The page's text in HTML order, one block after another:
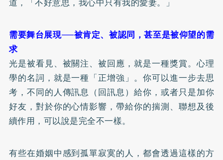
需要舞台展現──被肯定、被認同，甚至是被仰望的需
求
光是被看見、被關注、被回應，就是一種獎賞。心理
學的名詞，就是一種「正增強」。你可以進一步去思
考，不同的人傳訊息（回訊息）給你，或者只是加你
好友，對於你的心情影響，帶給你的揣測、聯想及後
續作用，可以說是完全不一樣。
有些在婚姻中感到孤單寂寞的人，都會透過這樣的方